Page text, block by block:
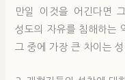
만일 이것을 어긴다면
성도의 자유를 침해하는
그 중에 가장 큰 차이는